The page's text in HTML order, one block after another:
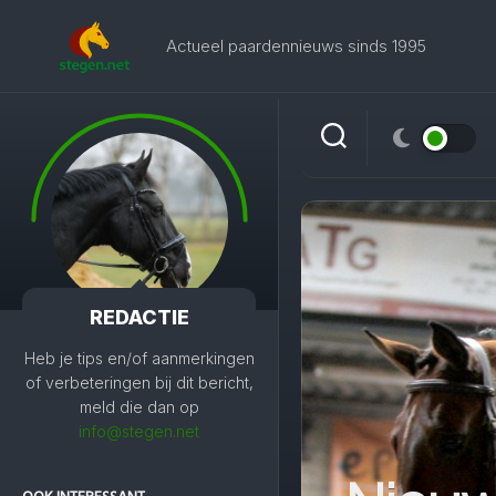
Actueel paardennieuws sinds 1995
REDACTIE
Heb je tips en/of aanmerkingen
of verbeteringen bij dit bericht,
meld die dan op
info@stegen.net